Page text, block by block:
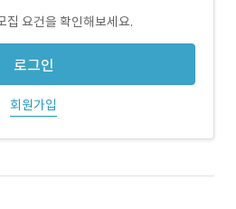
집 요건을 확인해보세요.
로그인
회원가입